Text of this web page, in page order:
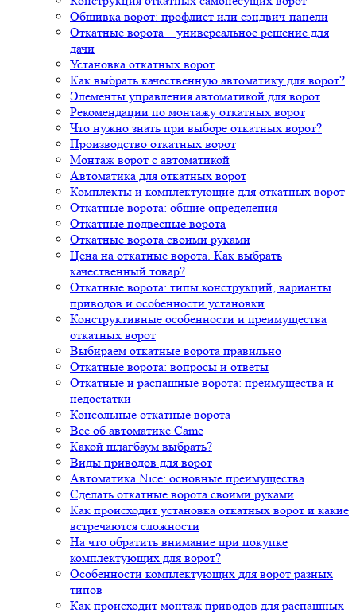
Обшивка ворот: профлист или сэндвич-панели
Откатные ворота – универсальное решение для
дачи
Установка откатных ворот
Как выбрать качественную автоматику для ворот?
Элементы управления автоматикой для ворот
Рекомендации по монтажу откатных ворот
Что нужно знать при выборе откатных ворот?
Производство откатных ворот
Монтаж ворот с автоматикой
Автоматика для откатных ворот
Комплекты и комплектующие для откатных ворот
Откатные ворота: общие определения
Откатные подвесные ворота
Откатные ворота своими руками
Цена на откатные ворота. Как выбрать
качественный товар?
Откатные ворота: типы конструкций, варианты
приводов и особенности установки
Конструктивные особенности и преимущества
откатных ворот
Выбираем откатные ворота правильно
Откатные ворота: вопросы и ответы
Откатные и распашные ворота: преимущества и
недостатки
Консольные откатные ворота
Все об автоматике Came
Какой шлагбаум выбрать?
Виды приводов для ворот
Автоматика Nice: основные преимущества
Сделать откатные ворота своими руками
Как происходит установка откатных ворот и какие
встречаются сложности
На что обратить внимание при покупке
комплектующих для ворот?
Особенности комплектующих для ворот разных
типов
Как происходит монтаж приводов для распашных